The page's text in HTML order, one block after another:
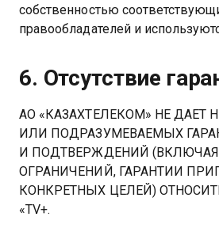
собственностью
правообладателей и
6. Отсутствие
АО «КАЗАХТЕЛЕКОМ» НЕ ДАЕТ
ИЛИ ПОДРАЗУМЕВАЕМЫХ
И ПОДТВЕРЖДЕНИЙ
ОГРАНИЧЕНИЙ, ГАРАНТИИ
КОНКРЕТНЫХ ЦЕЛЕЙ)
«TV+.